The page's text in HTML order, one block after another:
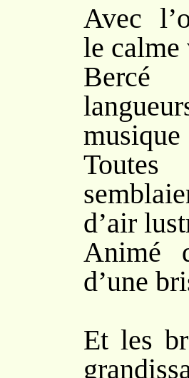
Avec
le calme
musique
d’air
Animé
d’une
Et les